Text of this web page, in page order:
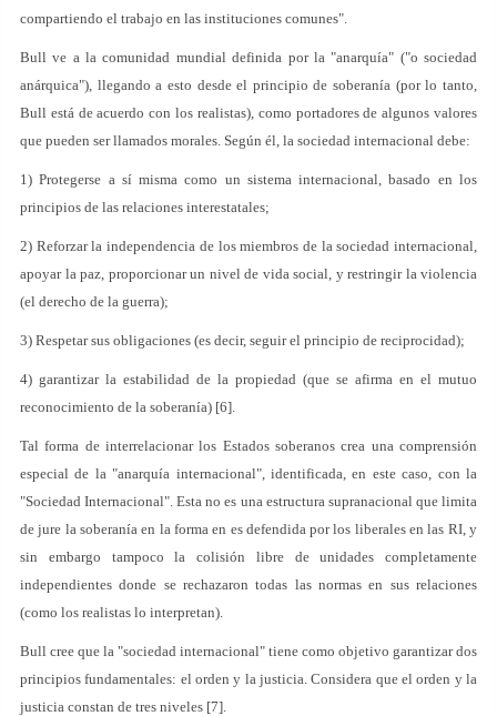
compartiendo el trabajo en las instituciones comunes".
Bull ve a la comunidad mundial definida por la "anarquía" ("o sociedad
anárquica"), llegando a esto desde el principio de soberanía (por lo tanto,
Bull está de acuerdo con los realistas), como portadores de algunos valores
que pueden ser llamados morales. Según él, la sociedad internacional debe:
1) Protegerse a sí misma como un sistema internacional, basado en los
principios de las relaciones interestatales;
2) Reforzar la independencia de los miembros de la sociedad internacional,
apoyar la paz, proporcionar un nivel de vida social, y restringir la violencia
(el derecho de la guerra);
3) Respetar sus obligaciones (es decir, seguir el principio de reciprocidad);
4) garantizar la estabilidad de la propiedad (que se afirma en el mutuo
reconocimiento de la soberanía) [6].
Tal forma de interrelacionar los Estados soberanos crea una comprensión
especial de la "anarquía internacional", identificada, en este caso, con la
"Sociedad Internacional". Esta no es una estructura supranacional que limita
de jure la soberanía en la forma en es defendida por los liberales en las RI, y
sin embargo tampoco la colisión libre de unidades completamente
independientes donde se rechazaron todas las normas en sus relaciones
(como los realistas lo interpretan).
Bull cree que la "sociedad internacional" tiene como objetivo garantizar dos
principios fundamentales: el orden y la justicia. Considera que el orden y la
justicia constan de tres niveles [7].